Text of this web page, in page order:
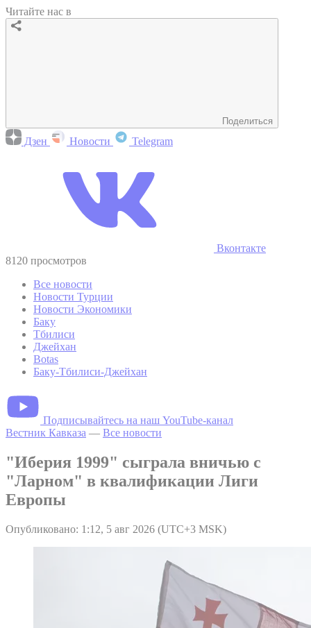
Читайте нас в
Поделиться
Дзен Новости Telegram
Вконтакте
8120 просмотров
Все новости
Новости Турции
Новости Экономики
Баку
Тбилиси
Джейхан
Botas
Баку-Тбилиси-Джейхан
Подписывайтесь на наш YouTube-канал
Вестник Кавказа — Все новости
"Иберия 1999" сыграла вничью с
"Ларном" в квалификации Лиги
Европы
Опубликовано: 1:12, 5 авг 2026 (UTC+3 MSK)